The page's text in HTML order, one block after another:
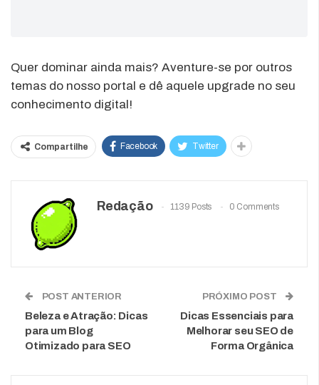
Quer dominar ainda mais? Aventure-se por outros
temas do nosso portal e dê aquele upgrade no seu
conhecimento digital!
Compartilhe Facebook Twitter
Redação 1139 Posts 0 Comments
POST ANTERIOR
Beleza e Atração: Dicas
para um Blog
Otimizado para SEO
PRÓXIMO POST
Dicas Essenciais para
Melhorar seu SEO de
Forma Orgânica